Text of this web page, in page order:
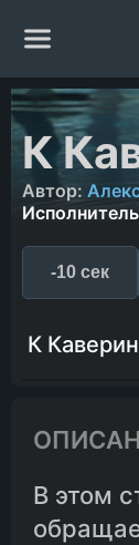
Жанры
Авторы
К
Автор:
-10 сек
К
В этом